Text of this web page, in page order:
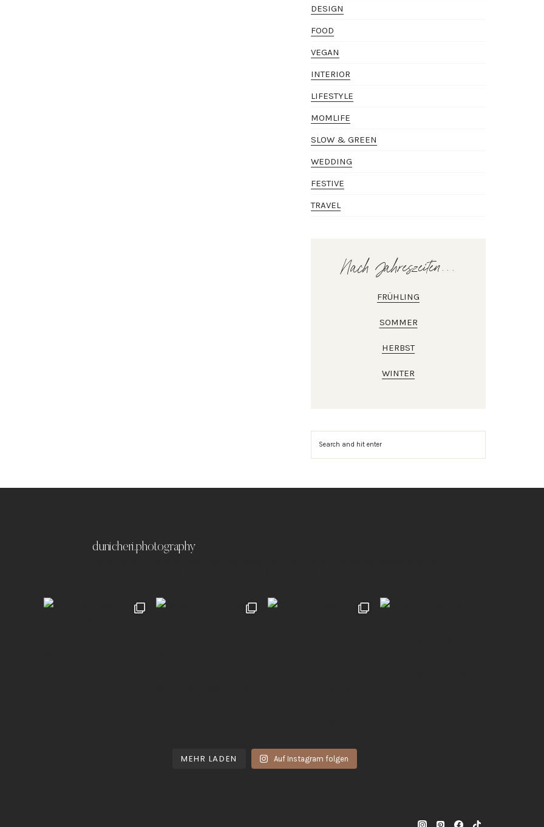
DESIGN
FOOD
VEGAN
INTERIOR
LIFESTYLE
MOMLIFE
SLOW & GREEN
WEDDING
FESTIVE
TRAVEL
Nach Jahreszeiten...
FRÜHLING
SOMMER
HERBST
WINTER
dunicheri.photography
MEHR LADEN Auf Instagram folgen